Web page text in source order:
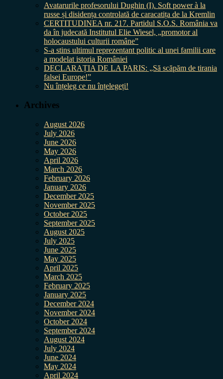
Avatarurile profesorului Dughin (I). Soft power à la
russe și disidența controlată de caracatița de la Kremlin
CERTITUDINEA nr. 217. Partidul S.O.S. România va
da în judecată Institutul Elie Wiesel, „promotor al
holocaustului culturii române”
S-a stins ultimul reprezentant politic al unei familii care
a modelat istoria României
DECLARAȚIA DE LA PARIS: „Să scăpăm de tirania
falsei Europe!”
Nu înțeleg ce nu înțelegeți!
Archives
August 2026
July 2026
June 2026
May 2026
April 2026
March 2026
February 2026
January 2026
December 2025
November 2025
October 2025
September 2025
August 2025
July 2025
June 2025
May 2025
April 2025
March 2025
February 2025
January 2025
December 2024
November 2024
October 2024
September 2024
August 2024
July 2024
June 2024
May 2024
April 2024